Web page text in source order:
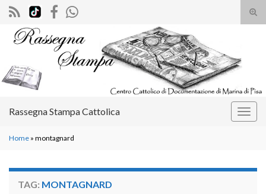
il
Search for:
Rassegna Stampa Cattolica
Home » montagnard
TAG: MONTAGNARD